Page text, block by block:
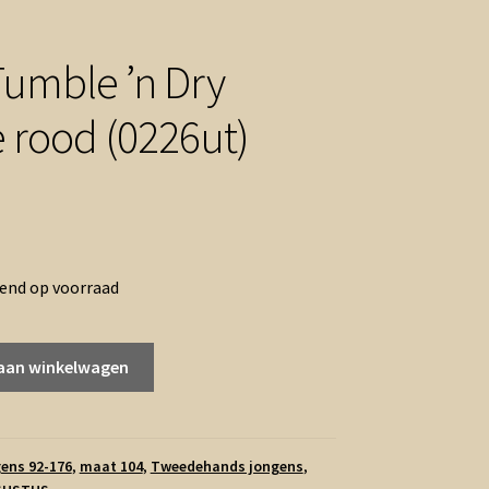
’n Dry
(0226ut)
op voorraad
winkelwagen
92-176, maat 104, Tweedehands jongens,